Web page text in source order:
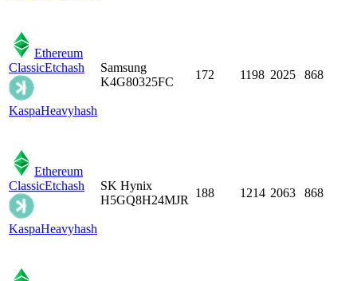
Ethereum
ClassicEtchash
KaspaHeavyhash
Samsung
K4G80325FC
172 1198 2025 868
Ethereum
ClassicEtchash
KaspaHeavyhash
SK Hynix
H5GQ8H24MJR
188 1214 2063 868